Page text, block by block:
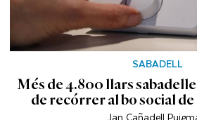
SABADELL
Més de 4.800 llars
de recórrer al bo social de